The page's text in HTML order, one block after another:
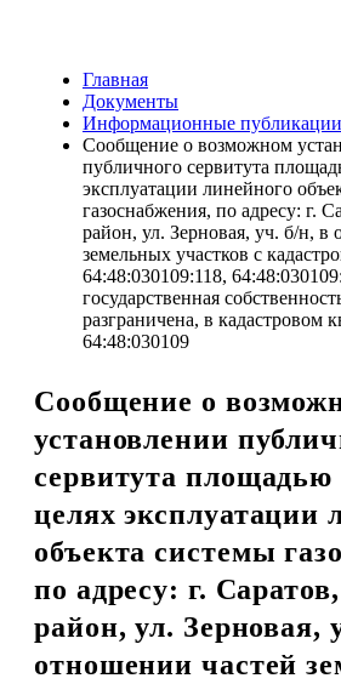
Главная
Документы
Информационные публикации
Сообщение о возможном
публичного сервитута
эксплуатации линейного
газоснабжения, по адресу: г.
район, ул. Зерновая, уч. б/н, в
земельных участков с
64:48:030109:118,
государственная
разграничена, в кадастровом
64:48:030109
Сообщение о
установлении
сервитута площадью
целях эксплуатации
объекта системы
по адресу: г.
район, ул. Зерновая,
отношении частей